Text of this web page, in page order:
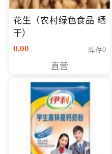
花生（农村绿色食品 晒
干）
0.00
库存0
直营